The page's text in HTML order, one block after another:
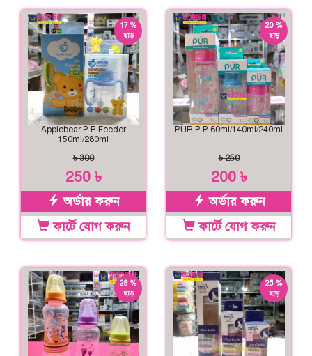
17 %
ছাড়
Applebear P.P Feeder
150ml/280ml
৳ 300
250 ৳
অর্ডার করুন
কার্টে যোগ করুন
20 %
ছাড়
PUR P.P 60ml/140ml/240ml
৳ 250
200 ৳
অর্ডার করুন
কার্টে যোগ করুন
28 %
ছাড়
25 %
ছাড়